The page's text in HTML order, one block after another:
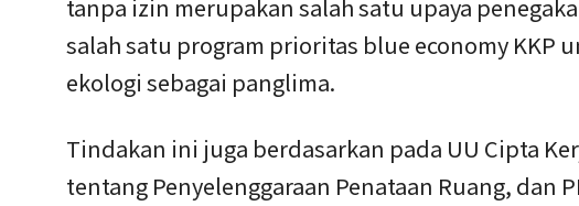
tanpa izin merupakan salah satu upaya
salah satu program prioritas blue economy KKP
ekologi sebagai panglima.
Tindakan ini juga berdasarkan pada UU Cipta
tentang Penyelenggaraan Penataan Ruang, dan